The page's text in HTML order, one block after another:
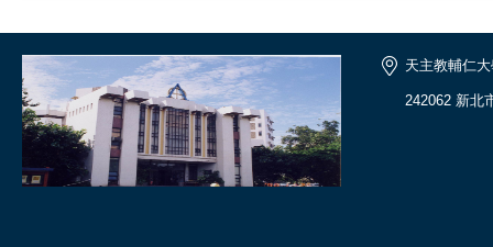
天主教輔仁
242062 新北